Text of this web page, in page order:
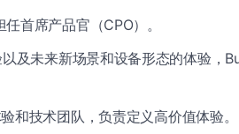
首席产品官（CPO）。
及未来新场景和设备形态的体验，
和技术团队，负责定义高价值体验。